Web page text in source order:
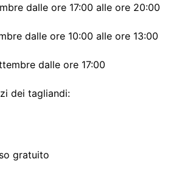
dalle ore 17:00 alle ore 20:00
dalle ore 10:00 alle ore 13:00
dalle ore 17:00
dei tagliandi:
gratuito